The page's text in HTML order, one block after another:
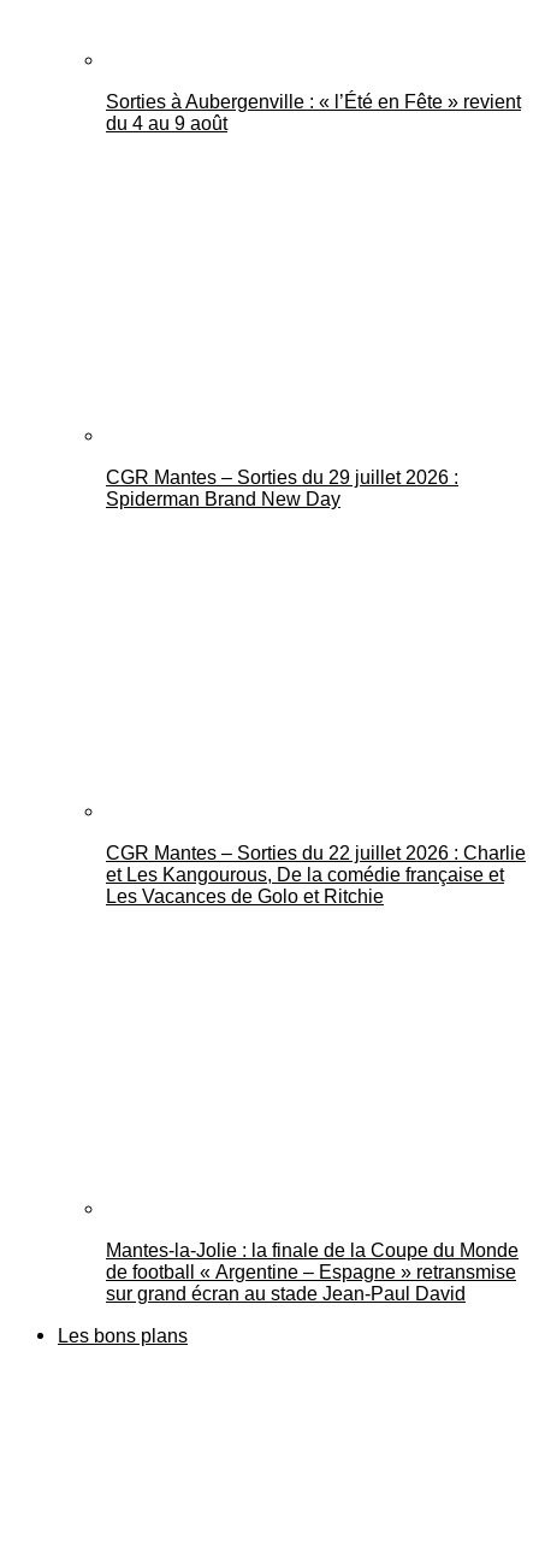
Sorties à Aubergenville : « l’Été en Fête » revient
du 4 au 9 août
CGR Mantes – Sorties du 29 juillet 2026 :
Spiderman Brand New Day
CGR Mantes – Sorties du 22 juillet 2026 : Charlie
et Les Kangourous, De la comédie française et
Les Vacances de Golo et Ritchie
Mantes-la-Jolie : la finale de la Coupe du Monde
de football « Argentine – Espagne » retransmise
sur grand écran au stade Jean-Paul David
Les bons plans